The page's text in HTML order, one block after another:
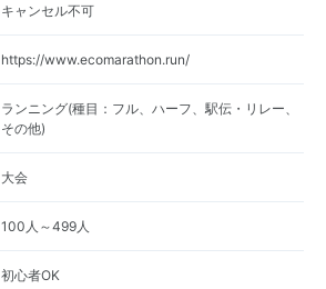
キャンセル不可
https://www.ecomarathon.run/
ランニング(種目：フル、ハーフ、駅伝・リレー、
その他)
大会
100人～499人
初心者OK